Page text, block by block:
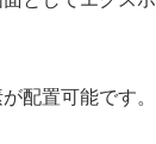
配置可能です。